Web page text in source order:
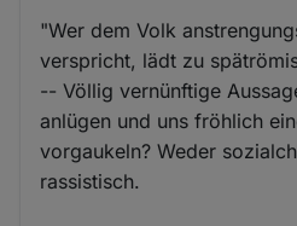
"Wer dem Volk
verspricht, lädt zu
-- Völlig vernünftige
anlügen und uns fröhlich
vorgaukeln? Weder
rassistisch.